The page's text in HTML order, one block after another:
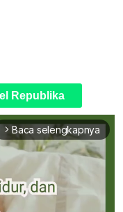
Republika
arrow_forward_ios Baca selengkapnya